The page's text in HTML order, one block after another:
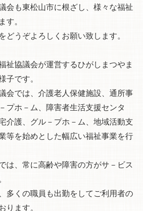
会も東松山市に根ざし、様々な福祉
す。
どうぞよろしくお願い致します。
祉協議会が運営するひがしまつやま
子です。
会では、介護老人保健施設、通所事
プホ－ム、障害者生活支援センタ
介護、グル－プホ－ム、地域活動支
等を始めとした幅広い福祉事業を行
は、常に高齢や障害の方がサ－ビス
多くの職員も出勤をしてご利用者の
ります。